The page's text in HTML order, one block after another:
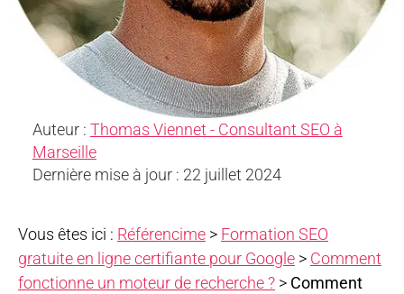
Auteur : Thomas Viennet - Consultant SEO à
Marseille
Dernière mise à jour : 22 juillet 2024
Vous êtes ici : Référencime > Formation SEO
gratuite en ligne certifiante pour Google > Comment
fonctionne un moteur de recherche ? > Comment